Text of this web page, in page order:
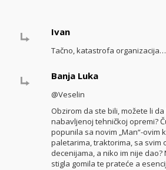
Ivan
Tačno, katastrofa organizacija…
Banja Luka
@Veselin
Obzirom da ste bili, možete li
nabavljenoj tehničkoj opremi?
popunila sa novim „Man“-ovim
paletarima, traktorima, sa svim
decenijama, a niko im nije
stigla gomila te prateće a